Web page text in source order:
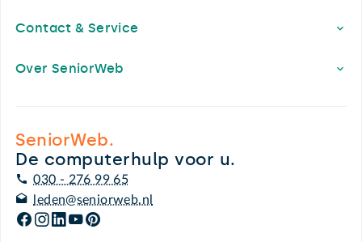
Contact & Service
Over SeniorWeb
SeniorWeb.
De computerhulp voor u.
030 - 276 99 65
leden@seniorweb.nl